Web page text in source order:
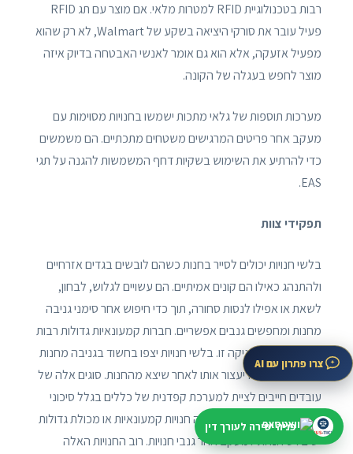
רבות בטכנולוגיית RFID למטרות מלאי. אם מוצר עם תג RFID
פעיל עובר את סורקי היציאה בשקע של Walmart, לא רק שהוא
מפעיל אזעקה, אלא הוא גם אומר לאנשי האבטחה בדיוק איזה
מוצר לחפש בעגלה של הקונה.
מערכות תוספות של גלאי מתכות ישמשו בחנויות מסוימות עם
מעקב אחר פריטים המרגישים משטחים מתכתיים. הם משמשים
כדי להרתיע את השימוש בשקיות דחף המשמשות להגנה על תגי
EAS.
תפקידי צוות
בלשי חנויות יכולים לסייר בחנות כשהם לובשים בגדים אזרחיים
ולהתנהג כאילו הם קונים אמיתיים. הם עשויים לגלוש, לבחון,
לשאת או אפילו לנסות סחורה, תוך כדי חיפוש אחר סימני גניבה
מחנות ומחפשים גנבים אפשריים. חברות קמעונאיות גדולות רבות
משתמשות בטכניקה זו. בלשי חנויות יצפו בחשוד בגניבה מחנות
מסתיר פריט, ואז יעצור אותו לאחר שיצא מהחנות. סוגים אלה של
עובדים חייבים לציית למערכת קפדנית של כללים בגלל סיכוני
אחריות גבוהים מאוד. להרבה חנויות קמעונאיות או מכולת גדולות
יש בלש חנויות למעקב אחר גנבי חנויות. רוב החנויות האלה
צרו פתרון עם AI
פניה ישירה לעורך דין